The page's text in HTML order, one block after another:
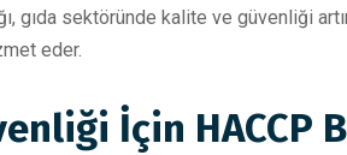
gıda sektöründe kalite ve güvenliği
eder.
İçin HACCP